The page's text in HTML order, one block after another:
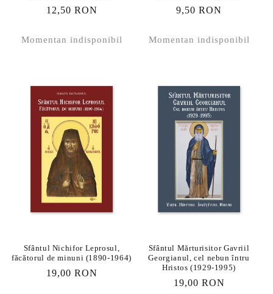
Preț
12,50 RON
Momentan indisponibil
Preț
9,50 RON
Momentan indisponibil
Sfântul Nichifor Leprosul,
făcătorul de minuni (1890-1964)
Preț
19,00 RON
Sfântul Mărturisitor Gavriil
Georgianul, cel nebun întru
Hristos (1929-1995)
Preț
19,00 RON